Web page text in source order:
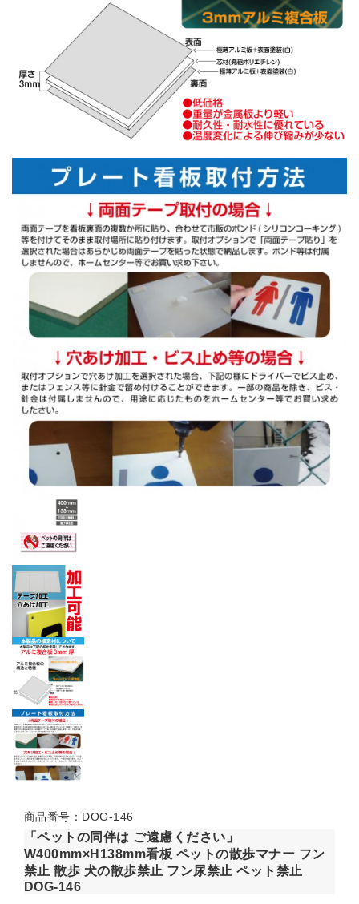
商品番号：DOG-146
「ペットの同伴は ご遠慮ください」
W400mm×H138mm看板 ペットの散歩マナー フン
禁止 散歩 犬の散歩禁止 フン尿禁止 ペット禁止
DOG-146